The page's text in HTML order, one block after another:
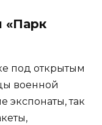
«Парк
под открытым
военной
экспонаты, так